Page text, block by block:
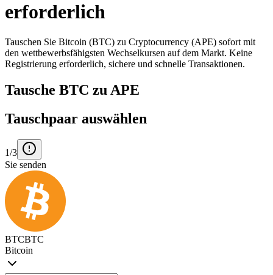
erforderlich
Tauschen Sie Bitcoin (BTC) zu Cryptocurrency (APE) sofort mit
den wettbewerbsfähigsten Wechselkursen auf dem Markt. Keine
Registrierung erforderlich, sichere und schnelle Transaktionen.
Tausche BTC zu APE
Tauschpaar auswählen
1/3
Sie senden
BTCBTC
Bitcoin